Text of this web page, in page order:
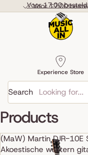
Voor 17:00
Voor 17:00
Experience Store
Search
Products
(MaW) Martin DJR-10E
Akoestische western